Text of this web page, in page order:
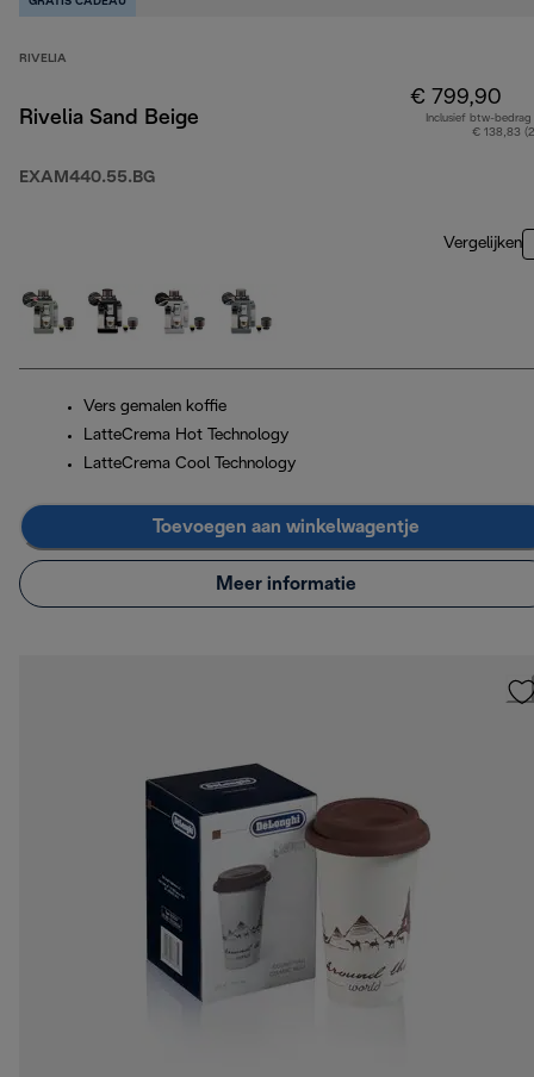
GRATIS CADEAU
RIVELIA
Rivelia Sand Beige
EXAM440.55.BG
€ 799,90
Inclusief btw-bedrag
€ 138,83
Vergelijken
Vers gemalen koffie
LatteCrema Hot Technology
LatteCrema Cool Technology
Toevoegen aan winkelwagentje
Meer informatie